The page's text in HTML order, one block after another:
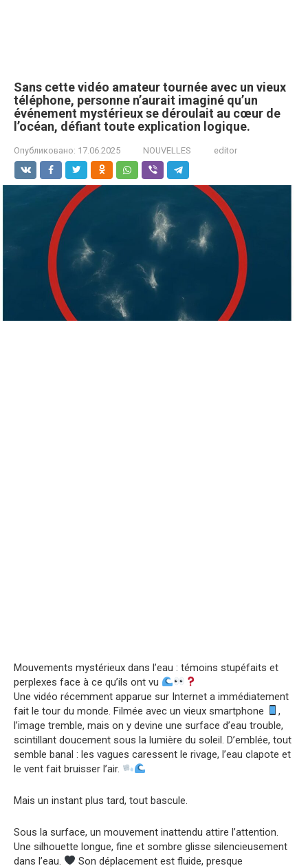
Sans cette vidéo amateur tournée avec un vieux
téléphone, personne n’aurait imaginé qu’un
événement mystérieux se déroulait au cœur de
l’océan, défiant toute explication logique.
Опубликовано: 17.06.2025 NOUVELLES editor
Mouvements mystérieux dans l’eau : témoins stupéfaits et
perplexes face à ce qu’ils ont vu
Une vidéo récemment apparue sur Internet a immédiatement
fait le tour du monde. Filmée avec un vieux smartphone
,
l’image tremble, mais on y devine une surface d’eau trouble,
scintillant doucement sous la lumière du soleil. D’emblée, tout
semble banal : les vagues caressent le rivage, l’eau clapote et
le vent fait bruisser l’air.
Mais un instant plus tard, tout bascule.
Sous la surface, un mouvement inattendu attire l’attention.
Une silhouette longue, fine et sombre glisse silencieusement
dans l’eau.
Son déplacement est fluide, presque